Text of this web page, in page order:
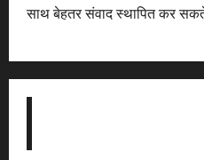
साथ बेहतर संवाद स्थापित कर